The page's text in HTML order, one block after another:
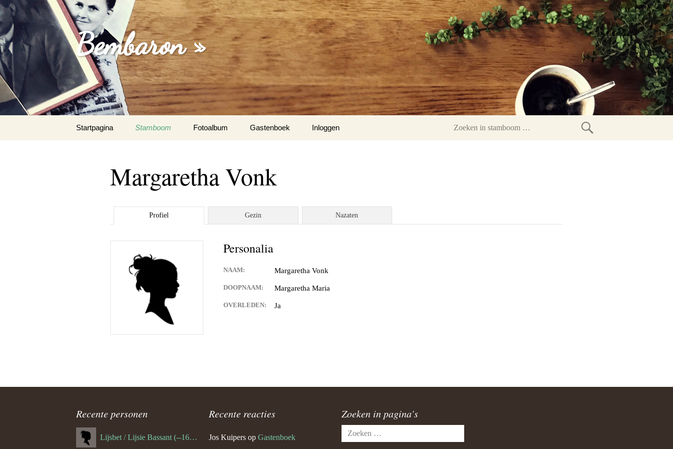
Bembaron »
naar
Startpagina Stamboom Fotoalbum Gastenboek
Inloggen
Zoeken
Margaretha Vonk
Profiel Gezin Nazaten
Personalia
NAAM: Margaretha Vonk
DOOPNAAM: Margaretha Maria
OVERLEDEN: Ja
Recente personen
Lijsbet / Lijsie Bassant (--1687)
Recente reacties
Jos Kuipers op Gastenboek
Zoeken in pagina’s
Zoeken
naar: